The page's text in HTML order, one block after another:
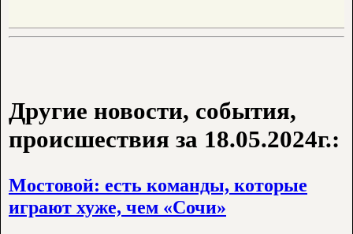
Другие новости, события,
происшествия за 18.05.2024г.:
Мостовой: есть команды, которые
играют хуже, чем «Сочи»